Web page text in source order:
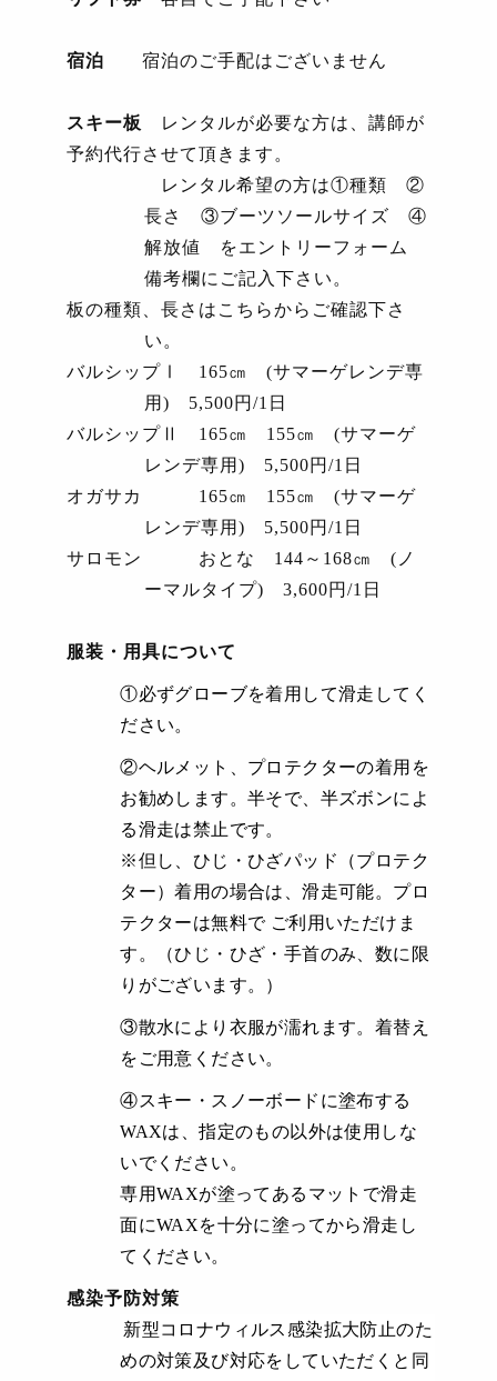
宿泊 宿泊のご手配はございません
スキー板
レンタルが必要な方は、講師が
予約代行させて頂きます。
レンタル希望の方は①種類 ②
長さ ③ブーツソールサイズ ④
解放値 をエントリーフォーム
備考欄にご記入下さい。
板の種類、長さはこちらからご確認下さ
い。
バルシップⅠ 165㎝(サマーゲレンデ専
用) 5,500円/1 日
バルシップⅡ 165㎝ 155㎝(サマーゲ
レンデ専用) 5,500円/1 日
オガサカ 165㎝ 155㎝(サマーゲ
レンデ専用) 5,500円/1 日
サロモン おとな 144 ～ 168㎝( ノ
ーマルタイプ) 3,600円/1 日
服装・用具について
①必ずグローブを着用して滑走してく
ださい。
②ヘルメット、プロテクターの着用を
お勧めします。半そで、半ズボンによ
る滑走は禁止です。
※但し、ひじ・ひざパッド（プロテク
ター）着用の場合は、滑走可能。プロ
テクターは無料で ご利用いただけま
す。（ひじ・ひざ・手首のみ、数に限
りがございます。）
③散水により衣服が濡れます。着替え
をご用意ください。
④スキー・スノーボードに塗布する
WAXは、指定のもの以外は使用しな
いでください。
専用WAXが塗ってあるマットで滑走
面にWAXを十分に塗ってから滑走し
てください。
感染予防対策
新型コロナウィルス感染拡大防止のた
めの対策及び対応をしていただくと同